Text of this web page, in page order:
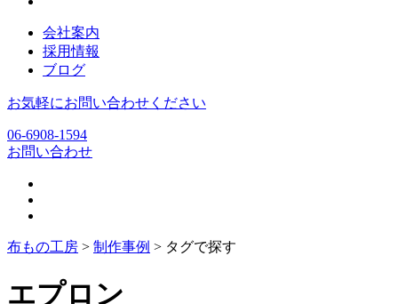
会社案内
採用情報
ブログ
お気軽にお問い合わせください
06-6908-1594
お問い合わせ
布もの工房 > 制作事例 > タグで探す
エプロン